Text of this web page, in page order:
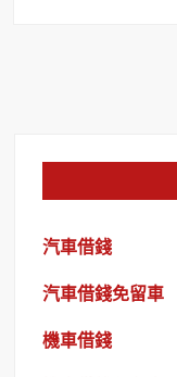
汽車借錢
汽車借錢免留車
機車借錢